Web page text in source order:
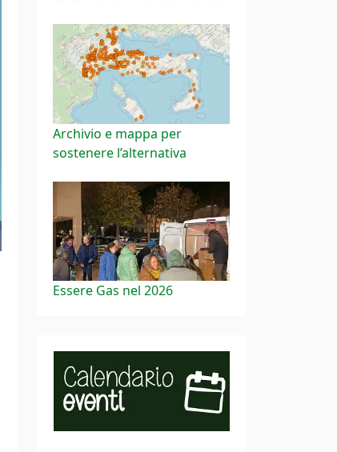
Archivio e mappa per
sostenere l’alternativa
Essere Gas nel 2026